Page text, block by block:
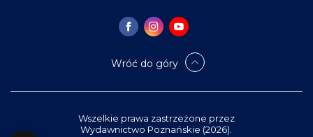
Wróć do góry
Wszelkie prawa zastrzeżone przez
Wydawnictwo Poznańskie (2026).